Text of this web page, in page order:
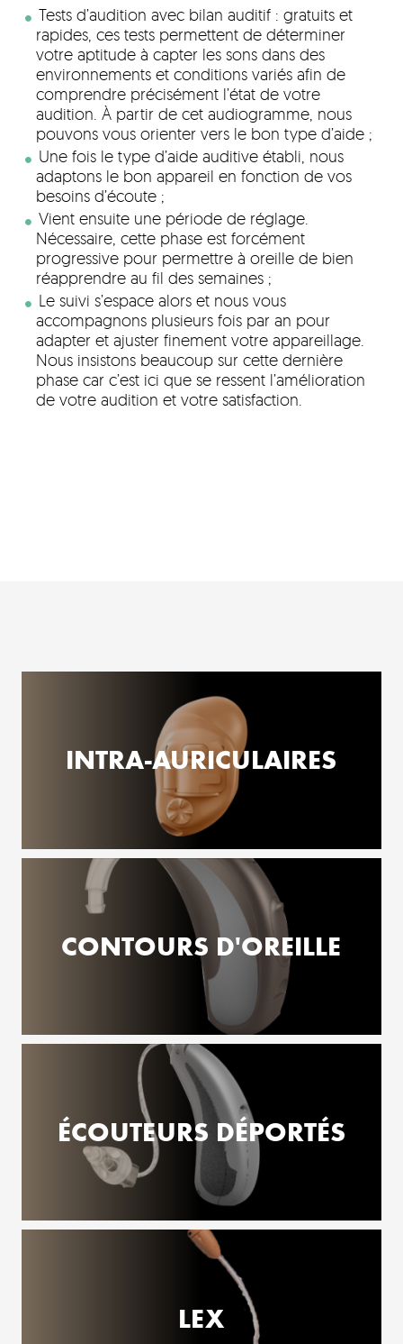
Tests d’audition avec bilan auditif : gratuits et
rapides, ces tests permettent de déterminer
votre aptitude à capter les sons dans des
environnements et conditions variés afin de
comprendre précisément l’état de votre
audition. À partir de cet audiogramme, nous
pouvons vous orienter vers le bon type d’aide ;
Une fois le type d’aide auditive établi, nous
adaptons le bon appareil en fonction de vos
besoins d’écoute ;
Vient ensuite une période de réglage.
Nécessaire, cette phase est forcément
progressive pour permettre à oreille de bien
réapprendre au fil des semaines ;
Le suivi s’espace alors et nous vous
accompagnons plusieurs fois par an pour
adapter et ajuster finement votre appareillage.
Nous insistons beaucoup sur cette dernière
phase car c’est ici que se ressent l’amélioration
de votre audition et votre satisfaction.
INTRA-AURICULAIRES
CONTOURS D'OREILLE
ÉCOUTEURS DÉPORTÉS
LEX